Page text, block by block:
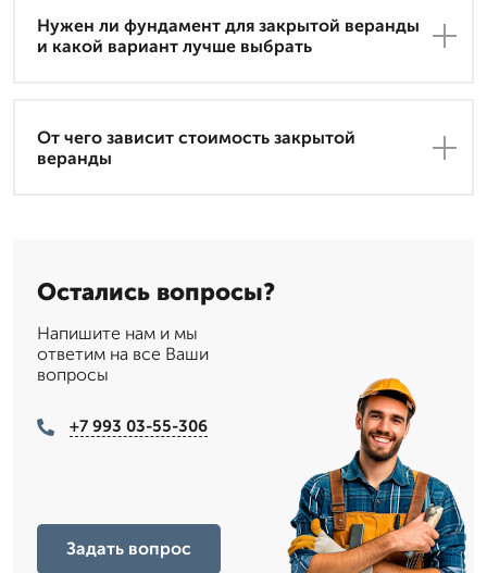
Нужен ли фундамент для закрытой веранды
и какой вариант лучше выбрать
От чего зависит стоимость закрытой
веранды
Остались вопросы?
Напишите нам и мы
ответим на все Ваши
вопросы
+7 993 03-55-306
Задать вопрос